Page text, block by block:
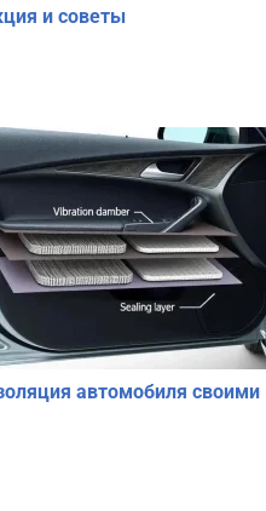
и советы
автомобиля своими